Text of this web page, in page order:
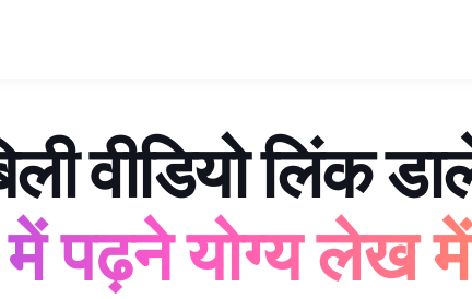
वीडियो लिंक
पढ़ने योग्य लेख